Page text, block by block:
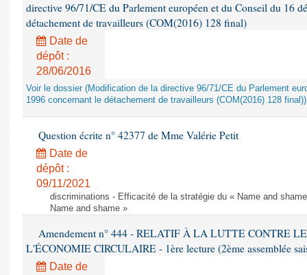
directive 96/71/CE du Parlement européen et du Conseil du 16
détachement de travailleurs (COM(2016) 128 final)
Date de
dépôt :
28/06/2016
Voir le dossier (Modification de la directive 96/71/CE du Parlement
1996 concernant le détachement de travailleurs (COM(2016) 128 final))
Question écrite n° 42377 de Mme Valérie Petit
Date de
dépôt :
09/11/2021
discriminations - Efficacité de la stratégie du « Name and
Name and shame »
Amendement n° 444 - RELATIF À LA LUTTE CONTRE
L'ÉCONOMIE CIRCULAIRE - 1ère lecture (2ème assemblée
Date de